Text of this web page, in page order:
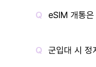
eSIM 개통
군입대 시 정